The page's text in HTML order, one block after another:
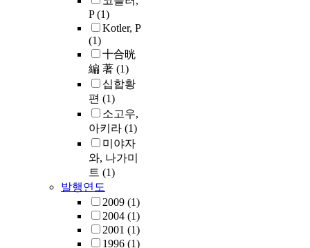
P(1)
Kotler, P
(1)
十合晄
編 著 (1)
십합황
편 (1)
소고우,
아키라 (1)
미야자
와, 나가미
트 (1)
발행연도
2009 (1)
2004 (1)
2001 (1)
1996 (1)